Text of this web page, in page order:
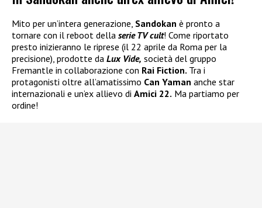
Mito per un’intera generazione, Sandokan è pronto a
tornare con il reboot della serie TV cult! Come riportato
presto inizieranno le riprese (il 22 aprile da Roma per la
precisione), prodotte da Lux Vide, società del gruppo
Fremantle in collaborazione con Rai Fiction. Tra i
protagonisti oltre all’amatissimo Can Yaman anche star
internazionali e un’ex allievo di Amici 22. Ma partiamo per
ordine!